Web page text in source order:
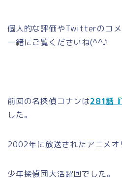
個人的な評価やTwitterのコメ
一緒にご覧くださいね(^^♪
前回の名探偵コナンは281話
した。
2002年に放送されたアニメオ
少年探偵団大活躍回でした。